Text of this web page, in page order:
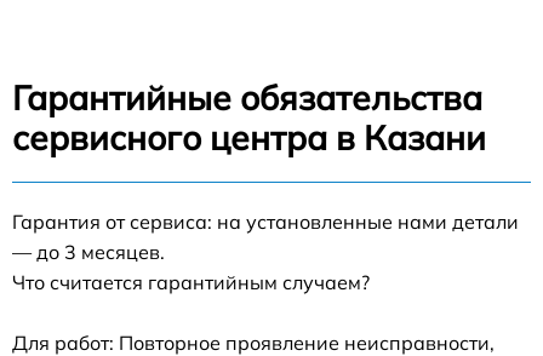
Гарантийные обязательства
сервисного центра в Казани
Гарантия от сервиса: на установленные нами детали
— до 3 месяцев.
Что считается гарантийным случаем?
Для работ: Повторное проявление неисправности,